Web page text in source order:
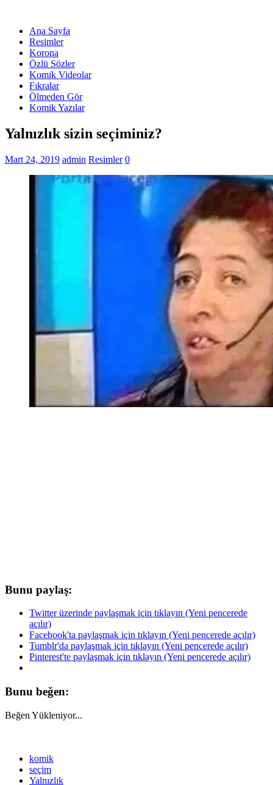
Ana Sayfa
Resimler
Korona
Özlü Sözler
Komik Videolar
Fıkralar
Ölmeden Gör
Komik Yazılar
Yalnızlık sizin seçiminiz?
Mart 24, 2019 admin Resimler 0
Bunu paylaş:
Twitter üzerinde paylaşmak için tıklayın (Yeni pencerede
açılır)
Facebook'ta paylaşmak için tıklayın (Yeni pencerede açılır)
Tumblr'da paylaşmak için tıklayın (Yeni pencerede açılır)
Pinterest'te paylaşmak için tıklayın (Yeni pencerede açılır)
Bunu beğen:
Beğen Yükleniyor...
komik
seçim
Yalnızlık